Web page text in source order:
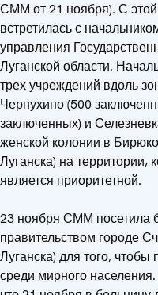
СММ от 21 ноября). С
встретилась с
управления
Луганской области.
трех учреждений вдоль
Чернухино (500
заключенных) и
женской колонии в
Луганска) на территории,
является приоритетной.
23 ноября СММ посетила
правительством городе
Луганска) для того,
среди мирного